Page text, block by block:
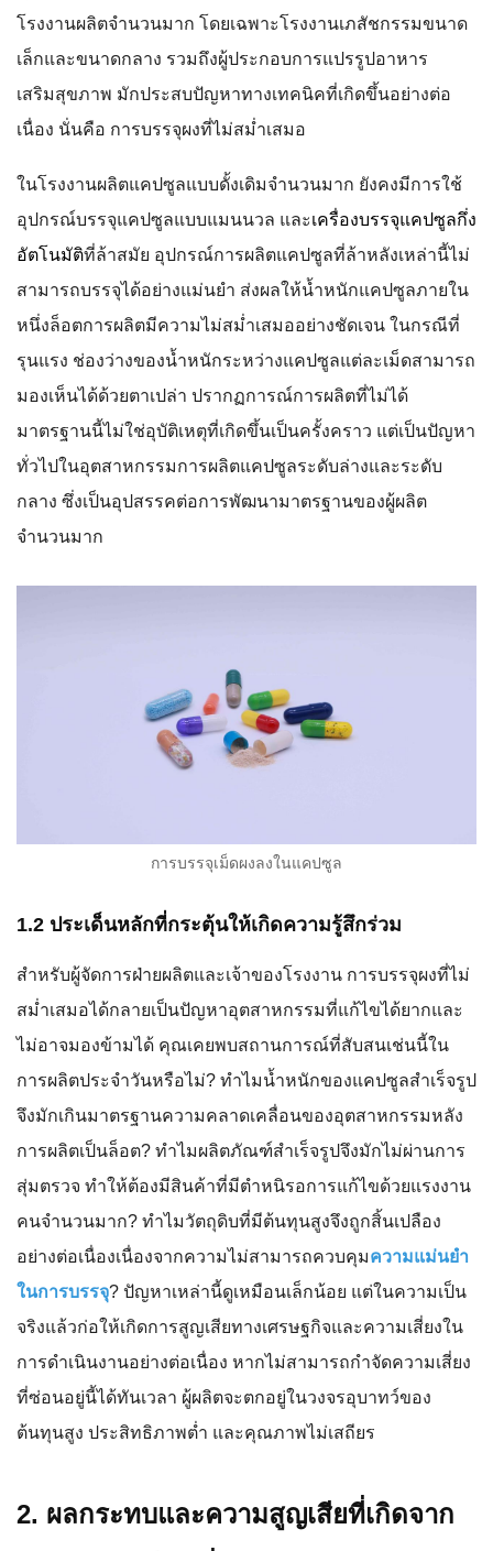
โรงงานผลิตจำนวนมาก โดยเฉพาะโรงงานเภสัชกรรมขนาด
เล็กและขนาดกลาง รวมถึงผู้ประกอบการแปรรูปอาหาร
เสริมสุขภาพ มักประสบปัญหาทางเทคนิคที่เกิดขึ้นอย่างต่อ
เนื่อง นั่นคือ การบรรจุผงที่ไม่สม่ำเสมอ
ในโรงงานผลิตแคปซูลแบบดั้งเดิมจำนวนมาก ยังคงมีการใช้
อุปกรณ์บรรจุแคปซูลแบบแมนนวล และเครื่องบรรจุแคปซูลกึ่ง
อัตโนมัติที่ล้าสมัย อุปกรณ์การผลิตแคปซูลที่ล้าหลังเหล่านี้ไม่
สามารถบรรจุได้อย่างแม่นยำ ส่งผลให้น้ำหนักแคปซูลภายใน
หนึ่งล็อตการผลิตมีความไม่สม่ำเสมออย่างชัดเจน ในกรณีที่
รุนแรง ช่องว่างของน้ำหนักระหว่างแคปซูลแต่ละเม็ดสามารถ
มองเห็นได้ด้วยตาเปล่า ปรากฏการณ์การผลิตที่ไม่ได้
มาตรฐานนี้ไม่ใช่อุบัติเหตุที่เกิดขึ้นเป็นครั้งคราว แต่เป็นปัญหา
ทั่วไปในอุตสาหกรรมการผลิตแคปซูลระดับล่างและระดับ
กลาง ซึ่งเป็นอุปสรรคต่อการพัฒนามาตรฐานของผู้ผลิต
จำนวนมาก
การบรรจุเม็ดผงลงในแคปซูล
1.2 ประเด็นหลักที่กระตุ้นให้เกิดความรู้สึกร่วม
สำหรับผู้จัดการฝ่ายผลิตและเจ้าของโรงงาน การบรรจุผงที่ไม่
สม่ำเสมอได้กลายเป็นปัญหาอุตสาหกรรมที่แก้ไขได้ยากและ
ไม่อาจมองข้ามได้ คุณเคยพบสถานการณ์ที่สับสนเช่นนี้ใน
การผลิตประจำวันหรือไม่? ทำไมน้ำหนักของแคปซูลสำเร็จรูป
จึงมักเกินมาตรฐานความคลาดเคลื่อนของอุตสาหกรรมหลัง
การผลิตเป็นล็อต? ทำไมผลิตภัณฑ์สำเร็จรูปจึงมักไม่ผ่านการ
สุ่มตรวจ ทำให้ต้องมีสินค้าที่มีตำหนิรอการแก้ไขด้วยแรงงาน
คนจำนวนมาก? ทำไมวัตถุดิบที่มีต้นทุนสูงจึงถูกสิ้นเปลือง
อย่างต่อเนื่องเนื่องจากความไม่สามารถควบคุมความแม่นยำ
ในการบรรจุ? ปัญหาเหล่านี้ดูเหมือนเล็กน้อย แต่ในความเป็น
จริงแล้วก่อให้เกิดการสูญเสียทางเศรษฐกิจและความเสี่ยงใน
การดำเนินงานอย่างต่อเนื่อง หากไม่สามารถกำจัดความเสี่ยง
ที่ซ่อนอยู่นี้ได้ทันเวลา ผู้ผลิตจะตกอยู่ในวงจรอุบาทว์ของ
ต้นทุนสูง ประสิทธิภาพต่ำ และคุณภาพไม่เสถียร
2. ผลกระทบและความสูญเสียที่เกิดจาก